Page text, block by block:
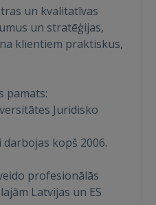
un kvalitatīvas
un stratēģijas,
klientiem praktiskus,
pamats:
Juridisko
kopš 2006.
profesionālās
Latvijas un ES